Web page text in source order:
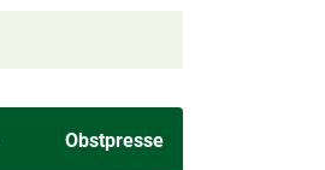
Obstpresse